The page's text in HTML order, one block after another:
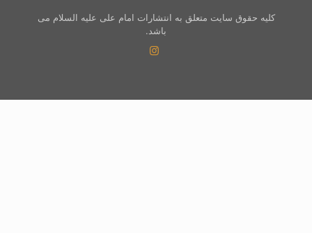
کلیه حقوق سایت متعلق به انتشارات امام علی علیه السلام می
باشد.